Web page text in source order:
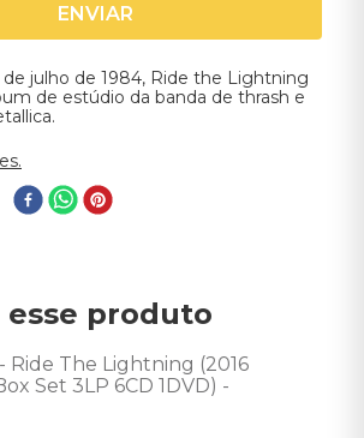
ENVIAR
julho de 1984, Ride the Lightning
de estúdio da banda de thrash e
esse produto
Ride The Lightning (2016
Set 3LP 6CD 1DVD) -